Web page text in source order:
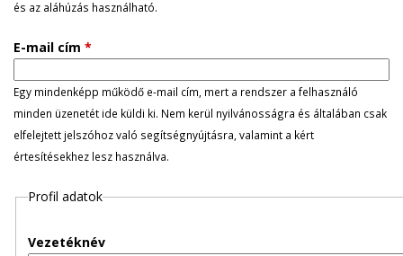
ő
d
l
e
g
e
és az aláhúzás használható.
E-mail cím *
Egy mindenképp működő e-mail cím, mert a rendszer a felhasználó
minden üzenetét ide küldi ki. Nem kerül nyilvánosságra és általában csak
elfelejtett jelszóhoz való segítségnyújtásra, valamint a kért
értesítésekhez lesz használva.
Profil adatok
Vezetéknév